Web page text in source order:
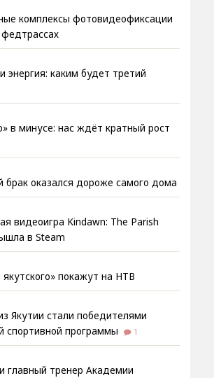
комплексы фотовидеофиксации
энергия: каким будет третий
в минусе: нас ждёт кратный рост
брак оказался дороже самого дома
видеоигра Kindawn: The Parish
в Steam
покажут на НТВ
Якутии стали победителями
спортивной программы
1
главный тренер Академии